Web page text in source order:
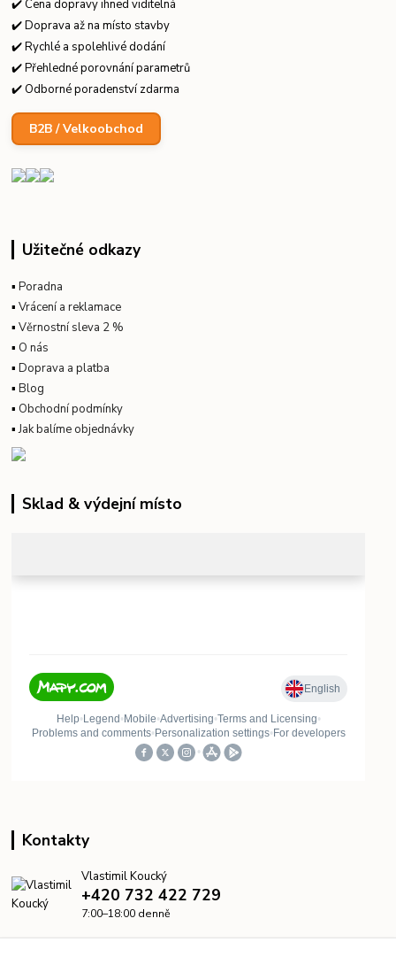
✔️ Cena dopravy ihned viditelná
✔️ Doprava až na místo stavby
✔️ Rychlé a spolehlivé dodání
✔️ Přehledné porovnání parametrů
✔️ Odborné poradenství zdarma
B2B / Velkoobchod
Užitečné odkazy
▪Poradna
▪Vrácení a reklamace
▪Věrnostní sleva 2 %
▪ O nás
▪Doprava a platba
▪Blog
▪ Obchodní podmínky
▪Jak balíme objednávky
Sklad & výdejní místo
Kontakty
Vlastimil Koucký
+420 732 422 729
7:00–18:00 denně